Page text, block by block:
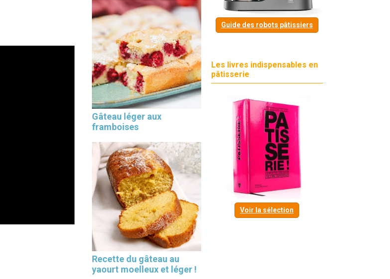
Gâteau léger aux
framboises
Recette du gâteau au
yaourt moelleux et léger !
Guide des robots pâtissiers
Les livres indispensables en
pâtisserie
Voir la sélection
Les 30 outils indispensables
EN PÂTISSERIE